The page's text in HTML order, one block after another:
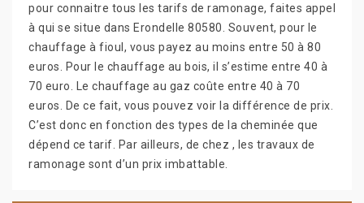
pour connaitre tous les tarifs de ramonage, faites appel
à qui se situe dans Erondelle 80580. Souvent, pour le
chauffage à fioul, vous payez au moins entre 50 à 80
euros. Pour le chauffage au bois, il s’estime entre 40 à
70 euro. Le chauffage au gaz coûte entre 40 à 70
euros. De ce fait, vous pouvez voir la différence de prix.
C’est donc en fonction des types de la cheminée que
dépend ce tarif. Par ailleurs, de chez , les travaux de
ramonage sont d’un prix imbattable.